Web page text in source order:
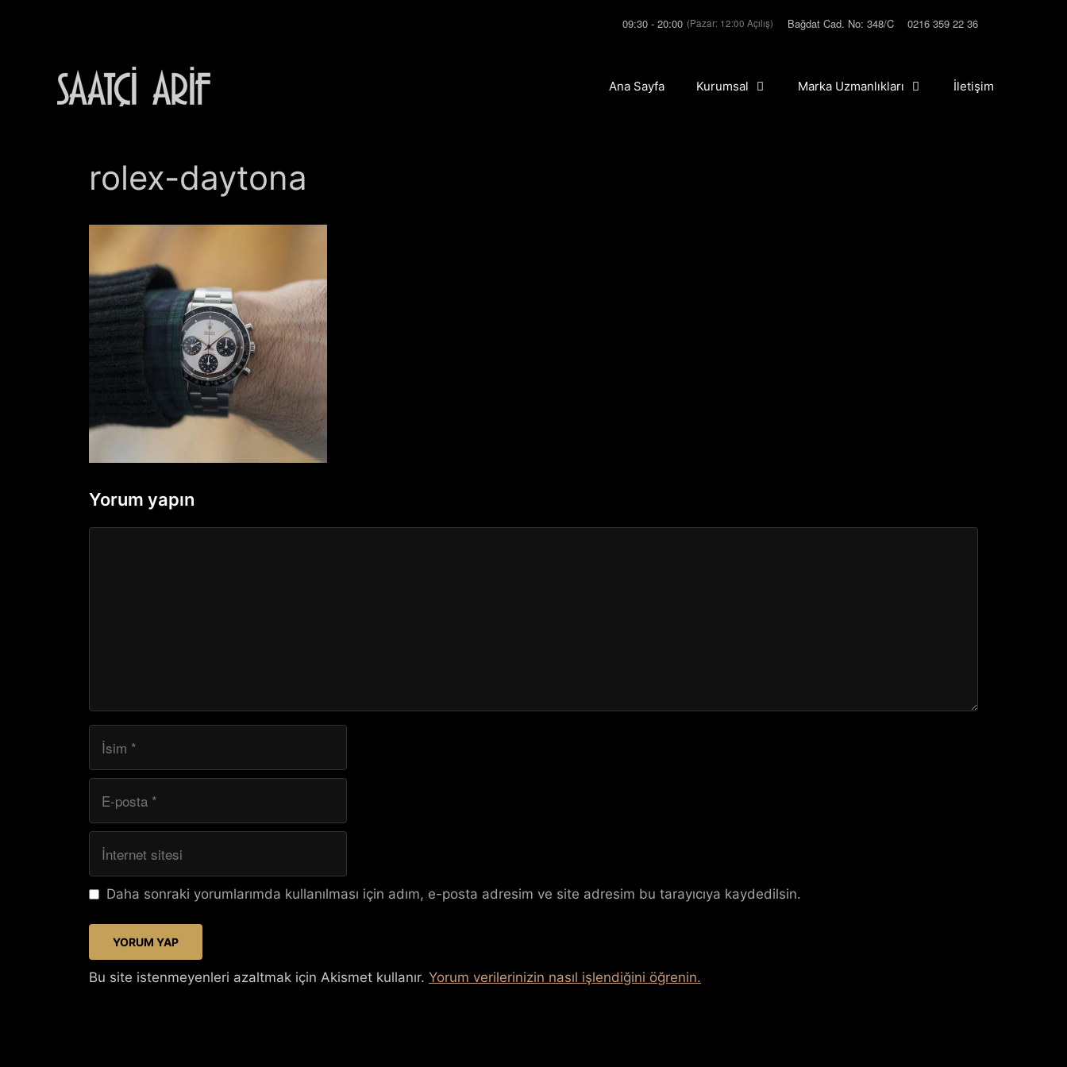
09:30 - 20:00 (Pazar: 12:00 Açılış) Bağdat Cad. No: 348/C 0216 359 22 36
Ana Sayfa Kurumsal Marka Uzmanlıkları İletişim
rolex-daytona
Yorum yapın
posta
sitesi
Daha sonraki yorumlarımda kullanılması için adım, e-posta adresim ve site adresim bu tarayıcıya kaydedilsin.
Bu site istenmeyenleri azaltmak için Akismet kullanır. Yorum verilerinizin nasıl işlendiğini öğrenin.